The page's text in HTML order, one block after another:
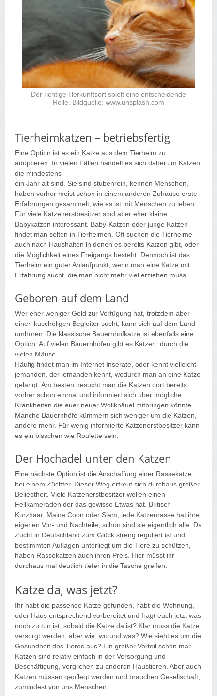
Der richtige Herkunftsort spielt eine entscheidende
Rolle. Bildquelle: www.unsplash.com
Tierheimkatzen – betriebsfertig
Eine Option ist es ein Katze aus dem Tierheim zu
adoptieren. In vielen Fällen handelt es sich dabei um Katzen
die mindestens
ein Jahr alt sind. Sie sind stubenrein, kennen Menschen,
haben vorher meist schon in einem anderen Zuhause erste
Erfahrungen gesammelt, wie es ist mit Menschen zu leben.
Für viele Katzenerstbesitzer sind aber eher kleine
Babykatzen interessant. Baby-Katzen oder junge Katzen
findet man selten in Tierheimen. Oft suchen die Tierheime
auch nach Haushalten in denen es bereits Katzen gibt, oder
die Möglichkeit eines Freigangs besteht. Dennoch ist das
Tierheim ein guter Anlaufpunkt, wenn man eine Katze mit
Erfahrung sucht, die man nicht mehr viel erziehen muss.
Geboren auf dem Land
Wer eher weniger Geld zur Verfügung hat, trotzdem aber
einen kuscheligen Begleiter sucht, kann sich auf dem Land
umhören. Die klassische Bauernhofkatze ist ebenfalls eine
Option. Auf vielen Bauernhöfen gibt es Katzen, durch die
vielen Mäuse.
Häufig findet man im Internet Inserate, oder kennt vielleicht
jemanden, der jemanden kennt, wodurch man an eine Katze
gelangt. Am besten besucht man die Katzen dort bereits
vorher schon einmal und informiert sich über mögliche
Krankheiten die euer neuer Wollknäuel mitbringen könnte.
Manche Bauernhöfe kümmern sich weniger um die Katzen,
andere mehr. Für wenig informierte Katzenerstbesitzer kann
es ein bisschen wie Roulette sein.
Der Hochadel unter den Katzen
Eine nächste Option ist die Anschaffung einer Rassekatze
bei einem Züchter. Dieser Weg erfreut sich durchaus großer
Beliebtheit. Viele Katzenerstbesitzer wollen einen
Fellkameraden der das gewisse Etwas hat. Britisch
Kurzhaar, Maine Coon oder Siam, jede Katzenrasse hat ihre
eigenen Vor- und Nachteile, schön sind sie eigentlich alle. Da
Zucht in Deutschland zum Glück streng reguliert ist und
bestimmten Auflagen unterliegt um die Tiere zu schützen,
haben Rassekatzen auch ihren Preis. Hier müsst ihr
durchaus mal deutlich tiefer in die Tasche greifen.
Katze da, was jetzt?
Ihr habt die passende Katze gefunden, habt die Wohnung,
oder Haus entsprechend vorbereitet und fragt euch jetzt was
noch zu tun ist, sobald die Katze da ist? Klar muss die Katze
versorgt werden, aber wie, wo und was? Wie sieht es um die
Gesundheit des Tieres aus? Ein großer Vorteil schon mal:
Katzen sind relativ einfach in der Versorgung und
Beschäftigung, verglichen zu anderen Haustieren. Aber auch
Katzen müssen gepflegt werden und brauchen Gesellschaft,
zumindest von uns Menschen.